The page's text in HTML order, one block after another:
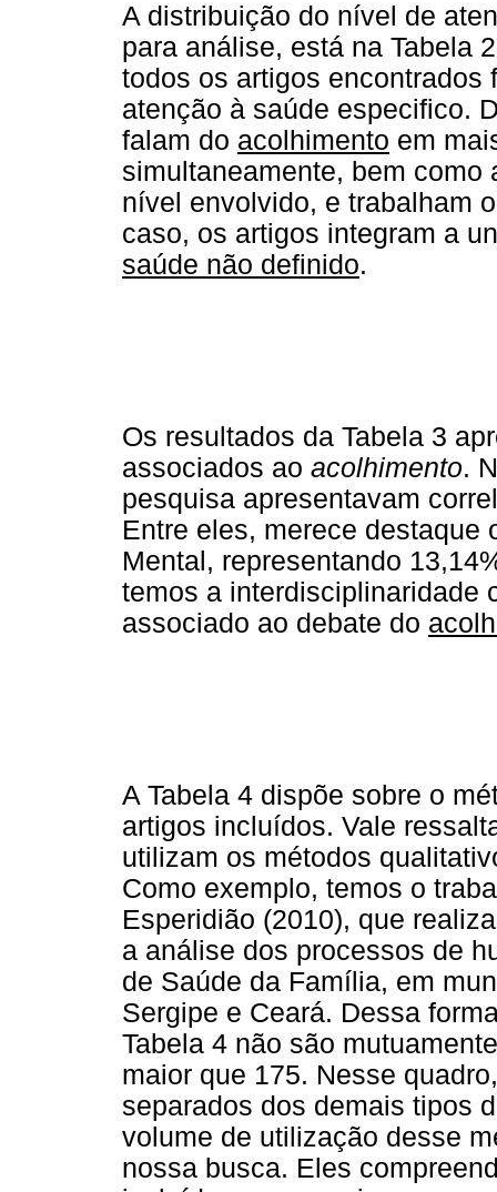
A distribuição do nível de
para análise, está na Tabela
todos os artigos encontrados
atenção à saúde especifico.
falam do acolhimento em
simultaneamente, bem
nível envolvido, e trabalham
caso, os artigos integram a
saúde não definido.
Os resultados da Tabela 3
associados ao acolhimento.
pesquisa apresentavam
Entre eles, merece destaque
Mental, representando
temos a interdisciplinaridade
associado ao debate do
A Tabela 4 dispõe sobre o
artigos incluídos. Vale
utilizam os métodos
Como exemplo, temos o
Esperidião (2010), que
a análise dos processos de
de Saúde da Família, em
Sergipe e Ceará. Dessa
Tabela 4 não são
maior que 175. Nesse
separados dos demais tipos
volume de utilização desse
nossa busca. Eles